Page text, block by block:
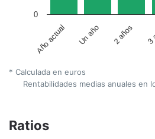
Año actual Un año 2 años 3
0
* Calculada en euros
Rentabilidades medias anuales en
Ratios